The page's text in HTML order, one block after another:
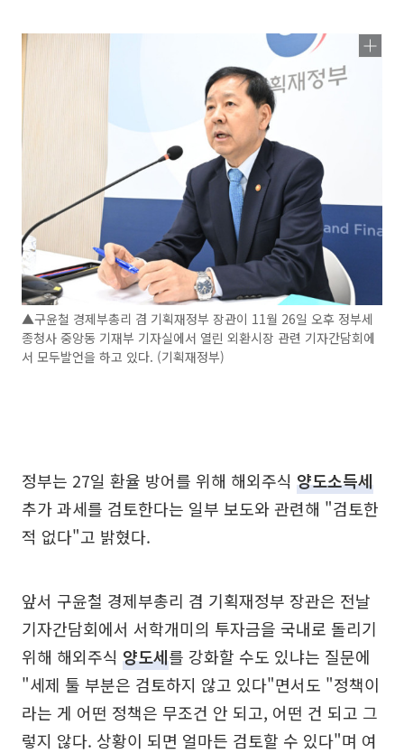
▲구윤철 경제부총리 겸 기획재정부 장관이 11월 26일 오후 정부세
종청사 중앙동 기재부 기자실에서 열린 외환시장 관련 기자간담회에
서 모두발언을 하고 있다. (기획재정부)
정부는 27일 환율 방어를 위해 해외주식 양도소득세
추가 과세를 검토한다는 일부 보도와 관련해 "검토한
적 없다"고 밝혔다.
앞서 구윤철 경제부총리 겸 기획재정부 장관은 전날
기자간담회에서 서학개미의 투자금을 국내로 돌리기
위해 해외주식 양도세를 강화할 수도 있냐는 질문에
"세제 툴 부분은 검토하지 않고 있다"면서도 "정책이
라는 게 어떤 정책은 무조건 안 되고, 어떤 건 되고 그
렇지 않다. 상황이 되면 얼마든 검토할 수 있다"며 여